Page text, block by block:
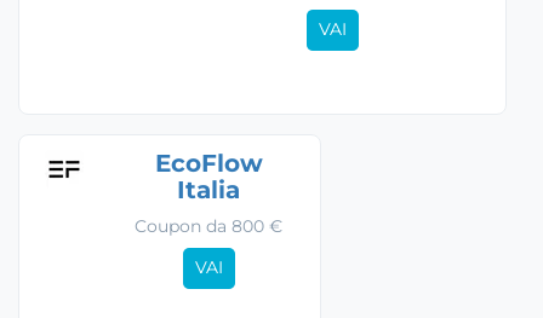
VAI
EcoFlow
Italia
Coupon da 800 €
VAI